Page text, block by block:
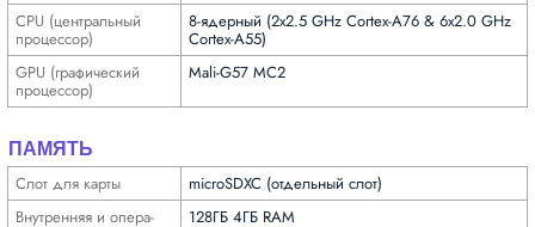
CPU (централь­ный
процес­сор)
8-ядерный (2x2.5 GHz Cortex-A76 & 6x2.0 GHz
Cortex-A55)
GPU (графи­ческий
процес­сор)
Mali-G57 MC2
ПАМЯТЬ
Слот для карты
microSDXC (отдельный слот)
Внутрен­няя и опера­
128ГБ 4ГБ RAM